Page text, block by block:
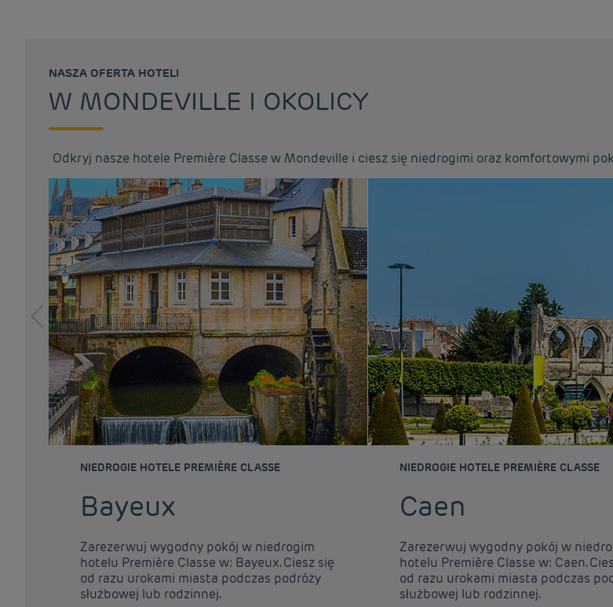
NASZA OFERTA HOTELI
W MONDEVILLE I OKOLICY
Odkryj nasze hotele Première Classe w Mondeville i ciesz się niedrogimi oraz komfortowymi
NIEDROGIE HOTELE PREMIÈRE CLASSE
Bayeux
Zarezerwuj wygodny pokój w niedrogim
hotelu Première Classe w: Bayeux. Ciesz się
od razu urokami miasta podczas podróży
służbowej lub rodzinnej.
NIEDROGIE HOTELE PREMIÈRE CLASSE
Caen
Zarezerwuj wygodny pokój w
hotelu Première Classe w: Caen.
od razu urokami miasta podczas
służbowej lub rodzinnej.